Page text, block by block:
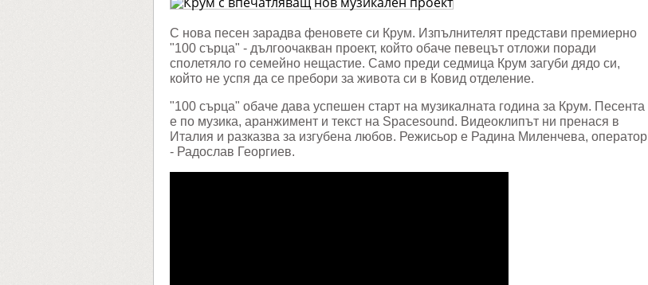
музикален
сърца"
С нова песен зарадва феновете си Крум. Изпълнителят представи премиерно
"100 сърца" - дългоочакван проект, който обаче певецът отложи поради
сполетяло го семейно нещастие. Само преди седмица Крум загуби дядо си,
който не успя да се пребори за живота си в Ковид отделение.
"100 сърца" обаче дава успешен старт на музикалната година за Крум. Песента
е по музика, аранжимент и текст на Spacesound. Видеоклипът ни пренася в
Италия и разказва за изгубена любов. Режисьор е Радина Миленчева, оператор
- Радослав Георгиев.